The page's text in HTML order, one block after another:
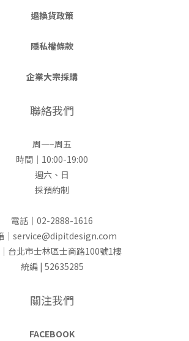
退換貨政策
隱私權條款
企業大宗採購
聯絡我們
周一~周五
時間｜10:00-19:00
週六、日
採預約制
電話｜02-2888-1616
｜service@dipitdesign.com
台北市士林區士商路100號1樓
統編 | 52635285
關注我們
FACEBOOK